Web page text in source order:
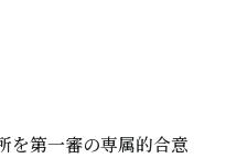
を第一審の専属的合意